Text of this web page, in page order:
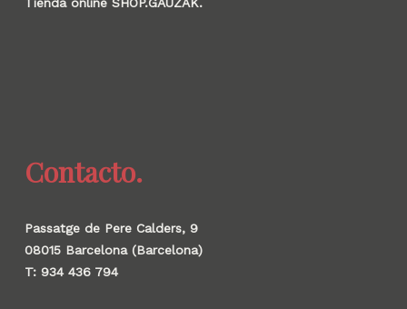
Contacto.
Passatge de Pere Calders, 9
08015 Barcelona (Barcelona)
T: 934 436 794